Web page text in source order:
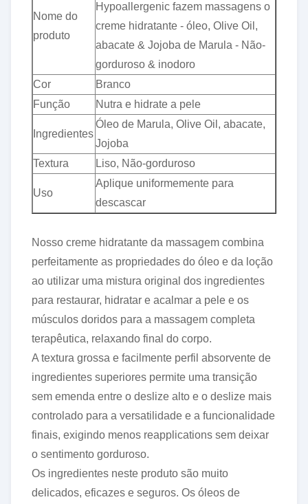
Nome do
produto
Hypoallergenic fazem massagens o
creme hidratante - óleo, Olive Oil,
abacate & Jojoba de Marula - Não-
gorduroso & inodoro
Cor
Branco
Função
Nutra e hidrate a pele
Ingredientes
Óleo de Marula, Olive Oil, abacate,
Jojoba
Textura
Liso, Não-gorduroso
Uso
Aplique uniformemente para
descascar
Nosso creme hidratante da massagem combina
perfeitamente as propriedades do óleo e da loção
ao utilizar uma mistura original dos ingredientes
para restaurar, hidratar e acalmar a pele e os
músculos doridos para a massagem completa
terapêutica, relaxando final do corpo.
A textura grossa e facilmente perfil absorvente de
ingredientes superiores permite uma transição
sem emenda entre o deslize alto e o deslize mais
controlado para a versatilidade e a funcionalidade
finais, exigindo menos reapplications sem deixar
o sentimento gorduroso.
Os ingredientes neste produto são muito
delicados, eficazes e seguros. Os óleos de